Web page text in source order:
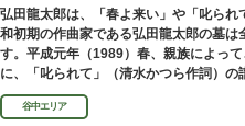
弘田龍太郎は、「春よ来い」や「叱ら
和初期の作曲家である弘田龍太郎の墓は
す。平成元年（1989）春、親族によっ
に、「叱られて」（清水かつら作詞）
き彫りされる碑が建立されました。
谷中エリア